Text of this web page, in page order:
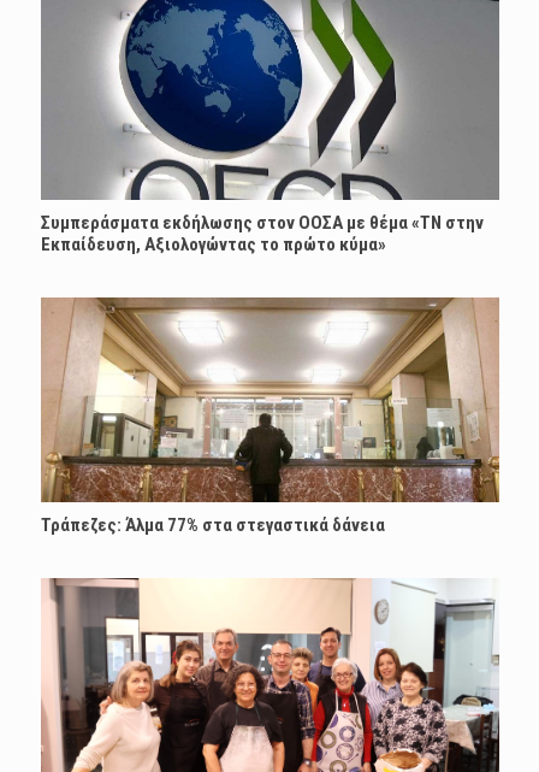
Συμπεράσματα εκδήλωσης στον ΟΟΣΑ με θέμα «ΤΝ στην
Εκπαίδευση, Αξιολογώντας το πρώτο κύμα»
Τράπεζες: Άλμα 77% στα στεγαστικά δάνεια